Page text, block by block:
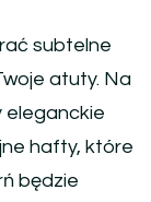
subtelne
atuty. Na
eleganckie
hafty, które
będzie